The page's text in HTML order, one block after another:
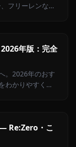
フリーレンなど
年版：完全
。2026年のおす
わかりやすく解
Re:Zero・こ